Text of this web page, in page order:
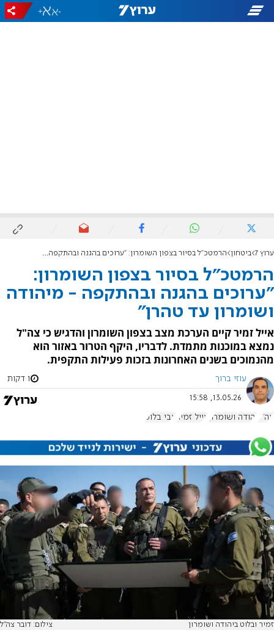
-
+
ערוץ 7 ביטחון הרמטכ"ל בסיור בצפון השומרון: "ערוכים בהגנה ובהתקפה - מיהודה ושומרון עד טהרן"
הרמטכ"ל בסיור בצפון השומרון:
"ערוכים בהגנה ובהתקפה - מיהודה
ושומרון עד טהרן"
אייל זמיר קיים הערכת מצב בצפון השומרון והדגיש כי צה"ל
נמצא במוכנות מתמדת. לדבריו, היקף הטרור באזור הוא
מהנמוכים בשנים האחרונות בזכות פעילות התקפית.
עוזי ברוך 1 דקות
13.05.26, 15:58
צה"ל יהודה ושומרון אייל זמיר אבי בלוט
זמיר ובלוט ביהודה ושומרון צילום: דובר צה"ל